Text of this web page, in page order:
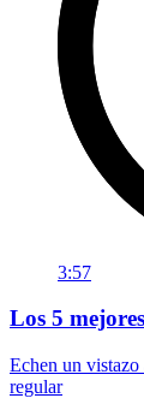
3:57
Los 5
Echen un
regular